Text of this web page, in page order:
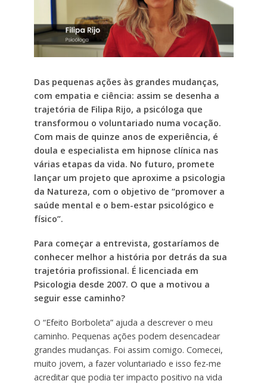
Das pequenas ações às grandes mudanças,
com empatia e ciência: assim se desenha a
trajetória de Filipa Rijo, a psicóloga que
transformou o voluntariado numa vocação.
Com mais de quinze anos de experiência, é
doula e especialista em hipnose clínica nas
várias etapas da vida. No futuro, promete
lançar um projeto que aproxime a psicologia
da Natureza, com o objetivo de “promover a
saúde mental e o bem-estar psicológico e
físico”.
Para começar a entrevista, gostaríamos de
conhecer melhor a história por detrás da sua
trajetória profissional. É licenciada em
Psicologia desde 2007. O que a motivou a
seguir esse caminho?
O “Efeito Borboleta” ajuda a descrever o meu
caminho. Pequenas ações podem desencadear
grandes mudanças. Foi assim comigo. Comecei,
muito jovem, a fazer voluntariado e isso fez-me
acreditar que podia ter impacto positivo na vida